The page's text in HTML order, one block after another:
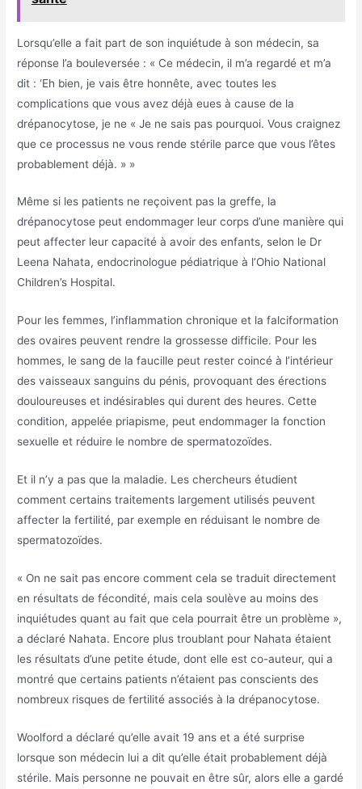
Lorsqu’elle a fait part de son inquiétude à son médecin, sa
réponse l’a bouleversée : « Ce médecin, il m’a regardé et m’a
dit : ‘Eh bien, je vais être honnête, avec toutes les
complications que vous avez déjà eues à cause de la
drépanocytose, je ne « Je ne sais pas pourquoi. Vous craignez
que ce processus ne vous rende stérile parce que vous l’êtes
probablement déjà. » »
Même si les patients ne reçoivent pas la greffe, la
drépanocytose peut endommager leur corps d’une manière qui
peut affecter leur capacité à avoir des enfants, selon le Dr
Leena Nahata, endocrinologue pédiatrique à l’Ohio National
Children’s Hospital.
Pour les femmes, l’inflammation chronique et la falciformation
des ovaires peuvent rendre la grossesse difficile. Pour les
hommes, le sang de la faucille peut rester coincé à l’intérieur
des vaisseaux sanguins du pénis, provoquant des érections
douloureuses et indésirables qui durent des heures. Cette
condition, appelée priapisme, peut endommager la fonction
sexuelle et réduire le nombre de spermatozoïdes.
Et il n’y a pas que la maladie. Les chercheurs étudient
comment certains traitements largement utilisés peuvent
affecter la fertilité, par exemple en réduisant le nombre de
spermatozoïdes.
« On ne sait pas encore comment cela se traduit directement
en résultats de fécondité, mais cela soulève au moins des
inquiétudes quant au fait que cela pourrait être un problème »,
a déclaré Nahata. Encore plus troublant pour Nahata étaient
les résultats d’une petite étude, dont elle est co-auteur, qui a
montré que certains patients n’étaient pas conscients des
nombreux risques de fertilité associés à la drépanocytose.
Woolford a déclaré qu’elle avait 19 ans et a été surprise
lorsque son médecin lui a dit qu’elle était probablement déjà
stérile. Mais personne ne pouvait en être sûr, alors elle a gardé